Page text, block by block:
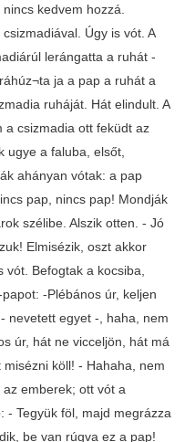
kedvem hozzá.
Úgy is vót. A
lerángatta a ruhát -
ja a pap a ruhát a
ruháját. Hát elindult. A
a csizmadia ott feküdt az
ugye a faluba, elsőt,
ahányan vótak: a pap
pap, nincs pap! Mondják
szélibe. Alszik otten. - Jó
Elmisézik, oszt akkor
Befogtak a kocsiba,
-Plébános úr, keljen
nevetett egyet -, haha, nem
úr, hát ne vicceljön, hát má
köll! - Hahaha, nem
emberek; ott vót a
- Tegyük föl, majd megrázza
be van rúgva ez a pap!